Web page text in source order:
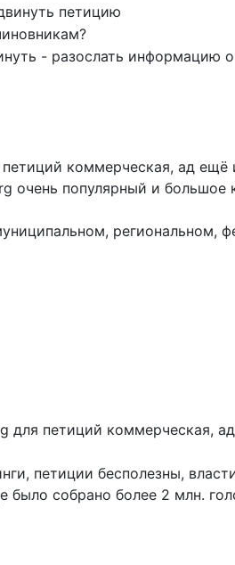
петицию
- разослать информацию
коммерческая, ад ещё
очень популярный и
региональном,
для петиций коммерческая,
петиции бесполезны,
было собрано более 2 млн.